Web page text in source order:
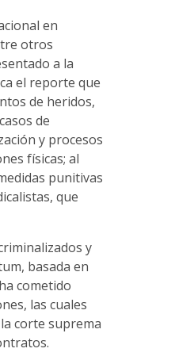
en
otros
a la
el reporte que
de heridos,
de
y procesos
físicas; al
punitivas
que
y
basada en
cometido
las cuales
corte suprema